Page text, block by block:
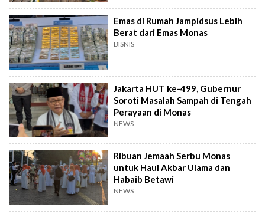
Emas di Rumah Jampidsus Lebih
Berat dari Emas Monas
BISNIS
Jakarta HUT ke-499, Gubernur
Soroti Masalah Sampah di Tengah
Perayaan di Monas
NEWS
Ribuan Jemaah Serbu Monas
untuk Haul Akbar Ulama dan
Habaib Betawi
NEWS